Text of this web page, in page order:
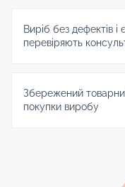
Виріб без дефектів
перевіряють
Збережений
покупки виробу